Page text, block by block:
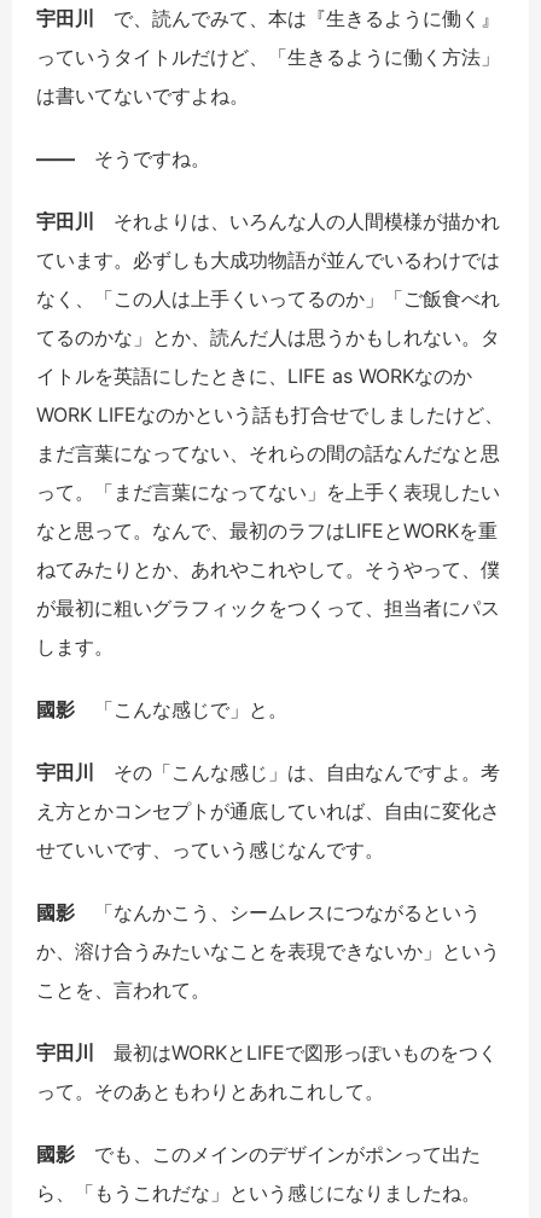
宇田川 で、読んでみて、本は『生きるように働く』
っていうタイトルだけど、「生きるように働く方法」
は書いてないですよね。
―― そうですね。
宇田川 それよりは、いろんな人の人間模様が描かれ
ています。必ずしも大成功物語が並んでいるわけでは
なく、「この人は上手くいってるのか」「ご飯食べれ
てるのかな」とか、読んだ人は思うかもしれない。タ
イトルを英語にしたときに、LIFE as WORKなのか
WORK LIFEなのかという話も打合せでしましたけど、
まだ言葉になってない、それらの間の話なんだなと思
って。「まだ言葉になってない」を上手く表現したい
なと思って。なんで、最初のラフはLIFEとWORKを重
ねてみたりとか、あれやこれやして。そうやって、僕
が最初に粗いグラフィックをつくって、担当者にパス
します。
國影 「こんな感じで」と。
宇田川 その「こんな感じ」は、自由なんですよ。考
え方とかコンセプトが通底していれば、自由に変化さ
せていいです、っていう感じなんです。
國影 「なんかこう、シームレスにつながるという
か、溶け合うみたいなことを表現できないか」という
ことを、言われて。
宇田川 最初はWORKとLIFEで図形っぽいものをつく
って。そのあともわりとあれこれして。
國影 でも、このメインのデザインがポンって出た
ら、「もうこれだな」という感じになりましたね。